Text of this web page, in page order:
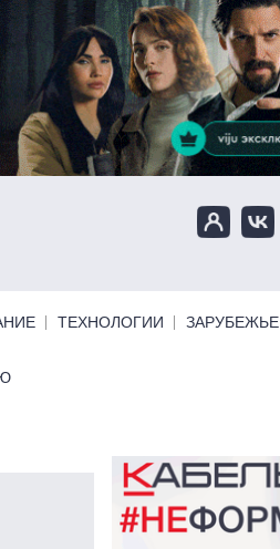
ТЕХНОЛОГИИ ЗАРУБЕЖЬЕ